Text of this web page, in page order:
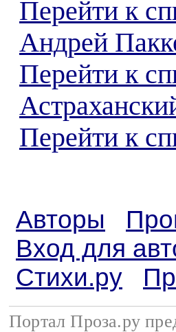
Перейти к
Андрей
Перейти к
Перейти к
Авторы
Вход для
Стихи.ру
Портал Проза.ру